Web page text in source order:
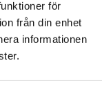
för
från din enhet
informationen
länkar